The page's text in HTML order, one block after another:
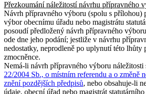
Přezkoumání náležitostí návrhu přípravného
Návrh přípravného výboru (spolu s přílohou)
výbor obecnímu úřadu nebo magistrátu
posoudí předložený návrh přípravného
ode dne jeho podání; jestliže v návrhu
nedostatky, neprodleně po uplynutí této lhůty
zmocněnce.
Nemá-li návrh přípravného výboru náležitosti
22/2004 Sb., o místním referendu a o změně
znění pozdějších předpisů, nebo obsahuje-li
údaje, obecní úřad nebo magistrát